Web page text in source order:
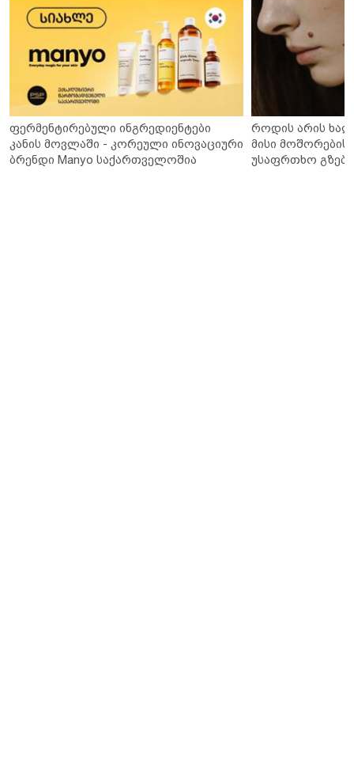
ფერმენტირებული ინგრედიენტები
კანის მოვლაში - კორეული ინოვაციური
ბრენდი Manyo საქართველოშია
როდის არის
მისი მოშორების
უსაფრთხო გზები